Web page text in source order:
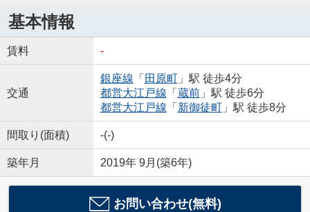
基本情報
賃料 -
交通
銀座線 「 田原町」駅 徒歩4分
都営大江戸線 「 蔵前」駅 徒歩6分
都営大江戸線 「 新御徒町」駅 徒歩8分
間取り(面積) -(-)
築年月 2019年 9月(築6年)
お問い合わせ(無料)